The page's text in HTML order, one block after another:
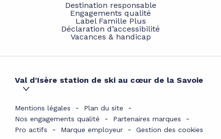
Destination responsable
Engagements qualité
Label Famille Plus
Déclaration d’accessibilité
Vacances & handicap
Val d'Isère station de ski au cœur de la Savoie
Mentions légales
Plan du site
Nos engagements qualité
Partenaires marques
Pro actifs
Marque employeur Gestion des cookies